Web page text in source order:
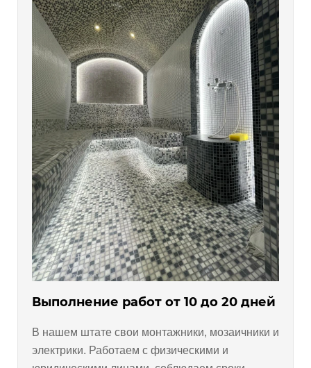
Выполнение работ от 10 до 20 дней
В нашем штате свои монтажники, мозаичники и
электрики. Работаем с физическими и